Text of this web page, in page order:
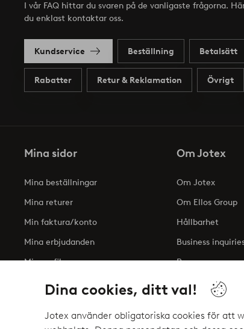
Dina cookies, ditt val!
Jotex använder obligatoriska cookies för att
I vår FAQ hittar du svaren på de vanligaste frågorna.
du enklast kontaktar oss.
Kundservice Beställning Betalsätt
Rabatter Retur & Reklamation Övrigt
Mina sidor
Mina beställningar
Mina returer
Min faktura/konto
Mina erbjudanden
Min profil
Om Jotex
Om Jotex
Om Ellos Group
Hållbarhet
Business
Press